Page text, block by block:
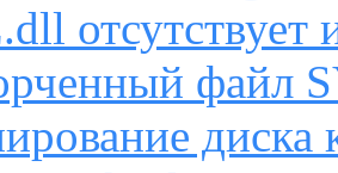
отсутствует
файл